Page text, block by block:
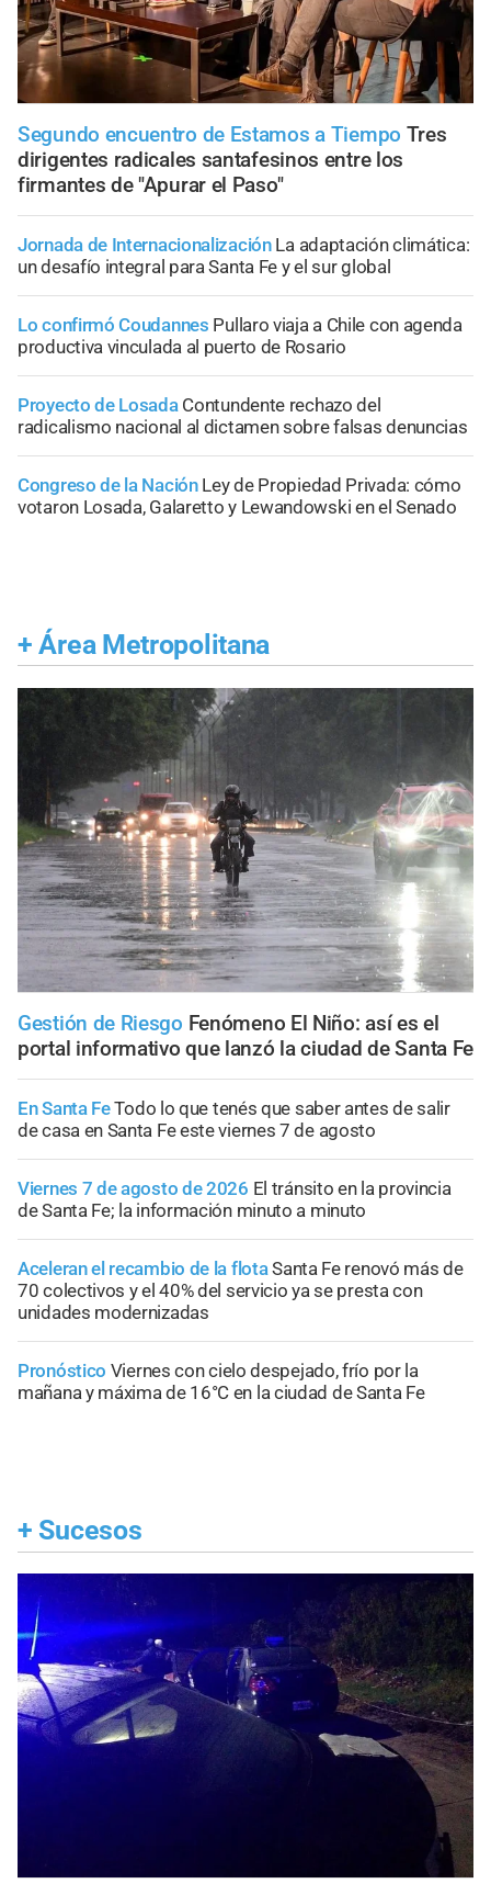
Segundo encuentro de Estamos a Tiempo Tres
dirigentes radicales santafesinos entre los
firmantes de "Apurar el Paso"
Jornada de Internacionalización La adaptación climática:
un desafío integral para Santa Fe y el sur global
Lo confirmó Coudannes Pullaro viaja a Chile con agenda
productiva vinculada al puerto de Rosario
Proyecto de Losada Contundente rechazo del
radicalismo nacional al dictamen sobre falsas denuncias
Congreso de la Nación Ley de Propiedad Privada: cómo
votaron Losada, Galaretto y Lewandowski en el Senado
+ Área Metropolitana
Gestión de Riesgo Fenómeno El Niño: así es el
portal informativo que lanzó la ciudad de Santa Fe
En Santa FeTodo lo que tenés que saber antes de salir
de casa en Santa Fe este viernes 7 de agosto
Viernes 7 de agosto de 2026 El tránsito en la provincia
de Santa Fe; la información minuto a minuto
Aceleran el recambio de la flotaSanta Fe renovó más de
70 colectivos y el 40% del servicio ya se presta con
unidades modernizadas
Pronóstico Viernes con cielo despejado, frío por la
mañana y máxima de 16°C en la ciudad de Santa Fe
+ Sucesos